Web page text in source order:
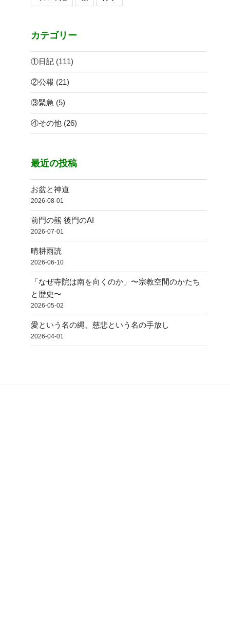
カテゴリー
①日記 (111)
②公報 (21)
③緊急 (5)
④その他 (26)
最近の投稿
お盆と神道
2026-08-01
前門の熊 後門のAI
2026-07-01
晴耕雨読
2026-06-10
「なぜ寺院は南を向くのか」〜宗教空間のかたち
と歴史〜
2026-05-02
愛という名の縄、慈悲という名の手放し
2026-04-01